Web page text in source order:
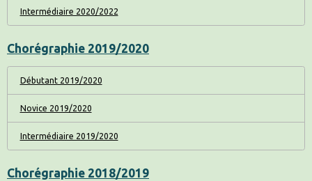
Intermédiaire 2020/2022
Chorégraphie 2019/2020
Débutant 2019/2020
Novice 2019/2020
Intermédiaire 2019/2020
Chorégraphie 2018/2019